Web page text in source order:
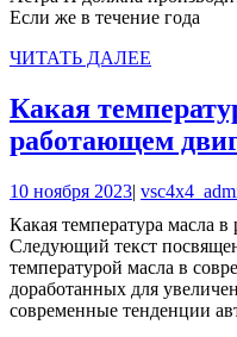
Если же в течение года
ЧИТАТЬ ДАЛЕЕ
Какая
работающем
10 ноября 202310
2023
|
Какая температура масла в работающем двигателе автомобиля
Следующий текст
температурой масла в
доработанных для
современные тенденции